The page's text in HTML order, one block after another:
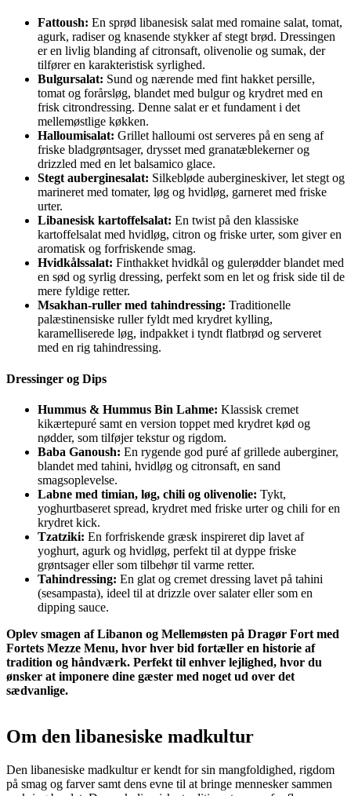
Fattoush: En sprød libanesisk salat med romaine salat, tomat,
agurk, radiser og knasende stykker af stegt brød. Dressingen
er en livlig blanding af citronsaft, olivenolie og sumak, der
tilfører en karakteristisk syrlighed.
Bulgursalat: Sund og nærende med fint hakket persille,
tomat og forårsløg, blandet med bulgur og krydret med en
frisk citrondressing. Denne salat er et fundament i det
mellemøstlige køkken.
Halloumisalat: Grillet halloumi ost serveres på en seng af
friske bladgrøntsager, drysset med granatæblekerner og
drizzled med en let balsamico glace.
Stegt auberginesalat: Silkebløde aubergineskiver, let stegt og
marineret med tomater, løg og hvidløg, garneret med friske
urter.
Libanesisk kartoffelsalat: En twist på den klassiske
kartoffelsalat med hvidløg, citron og friske urter, som giver en
aromatisk og forfriskende smag.
Hvidkålssalat: Finthakket hvidkål og gulerødder blandet med
en sød og syrlig dressing, perfekt som en let og frisk side til de
mere fyldige retter.
Msakhan-ruller med tahindressing: Traditionelle
palæstinensiske ruller fyldt med krydret kylling,
karamelliserede løg, indpakket i tyndt flatbrød og serveret
med en rig tahindressing.
Dressinger og Dips
Hummus & Hummus Bin Lahme: Klassisk cremet
kikærtepuré samt en version toppet med krydret kød og
nødder, som tilføjer tekstur og rigdom.
Baba Ganoush: En rygende god puré af grillede auberginer,
blandet med tahini, hvidløg og citronsaft, en sand
smagsoplevelse.
Labne med timian, løg, chili og olivenolie: Tykt,
yoghurtbaseret spread, krydret med friske urter og chili for en
krydret kick.
Tzatziki: En forfriskende græsk inspireret dip lavet af
yoghurt, agurk og hvidløg, perfekt til at dyppe friske
grøntsager eller som tilbehør til varme retter.
Tahindressing: En glat og cremet dressing lavet på tahini
(sesampasta), ideel til at drizzle over salater eller som en
dipping sauce.
Oplev smagen af Libanon og Mellemøsten på Dragør Fort med
Fortets Mezze Menu, hvor hver bid fortæller en historie af
tradition og håndværk. Perfekt til enhver lejlighed, hvor du
ønsker at imponere dine gæster med noget ud over det
sædvanlige.
Om den libanesiske madkultur
Den libanesiske madkultur er kendt for sin mangfoldighed, rigdom
på smag og farver samt dens evne til at bringe mennesker sammen